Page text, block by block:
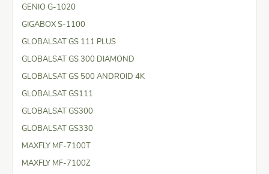
GENIO G-1020
GIGABOX S-1100
GLOBALSAT GS 111 PLUS
GLOBALSAT GS 300 DIAMOND
GLOBALSAT GS 500 ANDROID 4K
GLOBALSAT GS111
GLOBALSAT GS300
GLOBALSAT GS330
MAXFLY MF-7100T
MAXFLY MF-7100Z